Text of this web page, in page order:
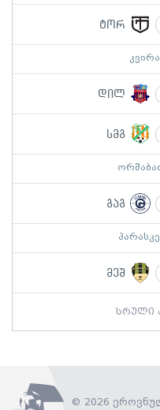
ტორ
დილ
სმგ
გაგ
მეშ
სრული
© 2026